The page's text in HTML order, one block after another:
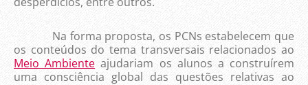
Na forma proposta, os PCNs estabelecem que
os conteúdos do tema transversais relacionados ao
Meio Ambiente ajudariam os alunos a construírem
uma consciência global das questões relativas ao